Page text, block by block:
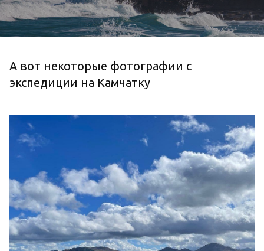
А вот некоторые фотографии с
экспедиции на Камчатку